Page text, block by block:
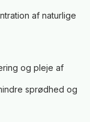
af naturlige
og pleje af
sprødhed og